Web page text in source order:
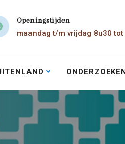
Openingstijden
maandag t/m vrijdag 8u30 tot